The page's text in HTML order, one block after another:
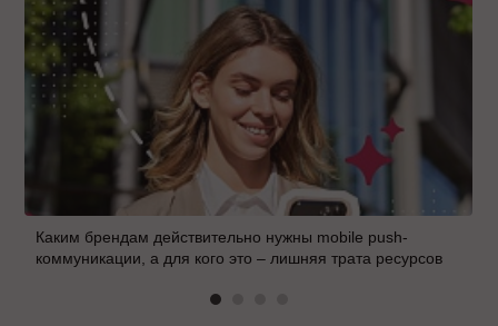
Каким брендам действительно нужны mobile push-
коммуникации, а для кого это – лишняя трата ресурсов